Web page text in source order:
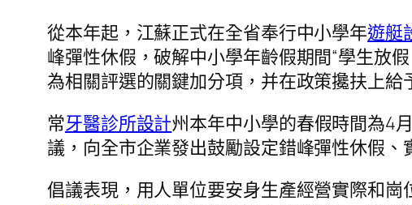
從本年起，江蘇正式在全省奉行中小學年遊艇
峰彈性休假，破解中小學年齡假期間“學生放
為相關評選的關鍵加分項，并在政策攙扶上給
常牙醫診所設計州本年中小學的春假時間為4
議，向全市企業發出鼓勵設定錯峰彈性休假、
倡議表現，用人單位要安身生產經營實際和